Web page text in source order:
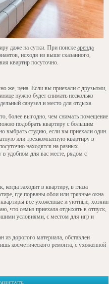
даже на сутки. При поиске аренда
исходя из выше сказанного,
квартир посуточно.
же, цена. Если вы приехали с друзьями,
нужно будет снимать несколько
санузел и место для отдыха.
более выгодно, чем снимать помещение
подобрать квартиру с большим
выбрать студию, если вы приехали один.
или трехкомнатную квартиру в
находятся на разных
в удобном для вас месте, рядом с
заходит в квартиру, в глаза
где порваны обои или грязные окна.
все ухоженные и уютные, хозяин
что семья приехала отдыхать в отпуск,
условиями, с местом для игр и
из дорогого материала, обставлен
косметического ремонта, с ухоженной